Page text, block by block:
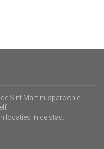
Sint Martinusparochie
locaties in de stad.